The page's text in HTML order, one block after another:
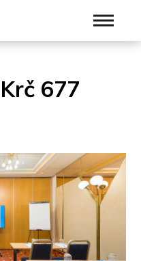
677